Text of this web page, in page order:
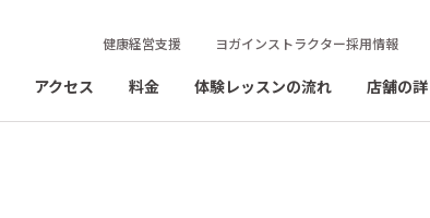
健康経営支援 ヨガインストラクター採用情報
アクセス 料金 体験レッスンの流れ 店舗の